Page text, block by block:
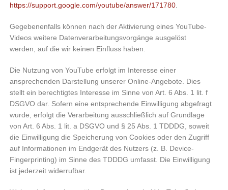
https://support.google.com/youtube/answer/171780.
Gegebenenfalls können nach der Aktivierung eines YouTube-
Videos weitere Datenverarbeitungsvorgänge ausgelöst
werden, auf die wir keinen Einfluss haben.
Die Nutzung von YouTube erfolgt im Interesse einer
ansprechenden Darstellung unserer Online-Angebote. Dies
stellt ein berechtigtes Interesse im Sinne von Art. 6 Abs. 1 lit. f
DSGVO dar. Sofern eine entsprechende Einwilligung abgefragt
wurde, erfolgt die Verarbeitung ausschließlich auf Grundlage
von Art. 6 Abs. 1 lit. a DSGVO und § 25 Abs. 1 TDDDG, soweit
die Einwilligung die Speicherung von Cookies oder den Zugriff
auf Informationen im Endgerät des Nutzers (z. B. Device-
Fingerprinting) im Sinne des TDDDG umfasst. Die Einwilligung
ist jederzeit widerrufbar.